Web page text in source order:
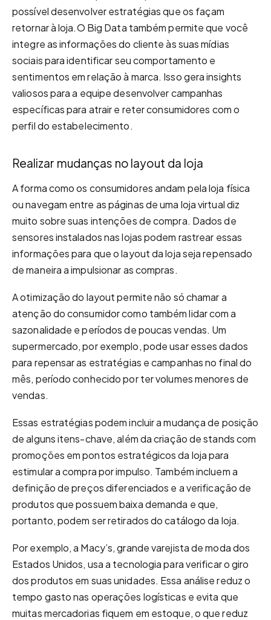
possível desenvolver estratégias que os façam
retornar à loja.O Big Data também permite que você
integre as informações do cliente às suas mídias
sociais para identificar seu comportamento e
sentimentos em relação à marca. Isso gera insights
valiosos para a equipe desenvolver campanhas
específicas para atrair e reter consumidores com o
perfil do estabelecimento.
Realizar mudanças no layout da loja
A forma como os consumidores andam pela loja física
ou navegam entre as páginas de uma loja virtual diz
muito sobre suas intenções de compra. Dados de
sensores instalados nas lojas podem rastrear essas
informações para que o layout da loja seja repensado
de maneira a impulsionar as compras.
A otimização do layout permite não só chamar a
atenção do consumidor como também lidar com a
sazonalidade e períodos de poucas vendas. Um
supermercado, por exemplo, pode usar esses dados
para repensar as estratégias e campanhas no final do
mês, período conhecido por ter volumes menores de
vendas.
Essas estratégias podem incluir a mudança de posição
de alguns itens-chave, além da criação de stands com
promoções em pontos estratégicos da loja para
estimular a compra por impulso. Também incluem a
definição de preços diferenciados e a verificação de
produtos que possuem baixa demanda e que,
portanto, podem ser retirados do catálogo da loja.
Por exemplo, a Macy’s, grande varejista de moda dos
Estados Unidos, usa a tecnologia para verificar o giro
dos produtos em suas unidades. Essa análise reduz o
tempo gasto nas operações logísticas e evita que
muitas mercadorias fiquem em estoque, o que reduz